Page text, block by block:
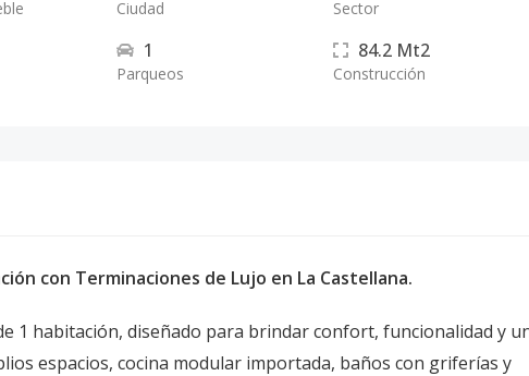
Ciudad Sector
1
Parqueos
84.2 Mt2
Construcción
con Terminaciones de Lujo en La Castellana.
1 habitación, diseñado para brindar confort, funcionalidad y
espacios, cocina modular importada, baños con griferías y